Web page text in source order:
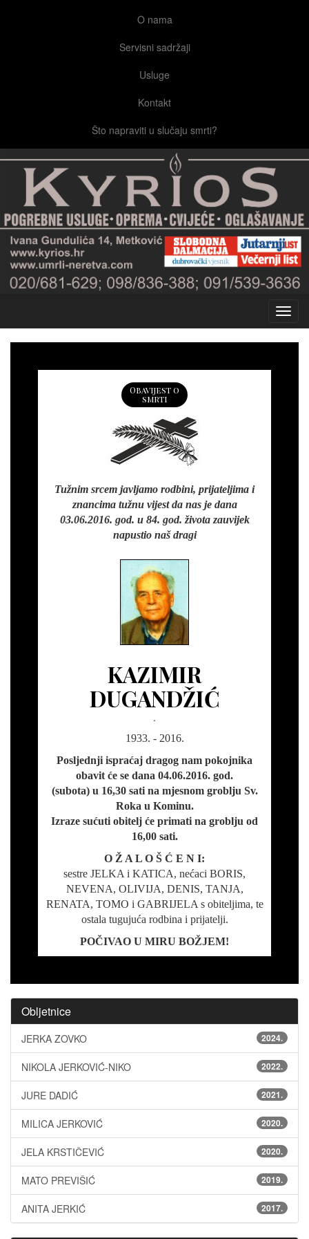
O nama
Servisni sadržaji
Usluge
Kontakt
Što napraviti u slučaju smrti?
Obavijest o
smrti
Tužnim srcem javljamo rodbini, prijateljima i
znancima tužnu vijest da nas je dana
03.06.2016. god. u 84. god. života zauvijek
napustio naš dragi
KAZIMIR
DUGANDŽIĆ
.
1933. - 2016.
Posljednji ispraćaj dragog nam pokojnika
obavit će se dana 04.06.2016. god.
(subota) u 16,30 sati na mjesnom groblju Sv.
Roka u Kominu.
Izraze sućuti obitelj će primati na groblju od
16,00 sati.
O Ž A L O Š Ć E N I:
sestre JELKA i KATICA, nećaci BORIS,
NEVENA, OLIVIJA, DENIS, TANJA,
RENATA, TOMO i GABRIJELA s obiteljima, te
ostala tugujuća rodbina i prijatelji.
POČIVAO U MIRU BOŽJEM!
Obljetnice
JERKA ZOVKO 2024.
NIKOLA JERKOVIĆ-NIKO 2022.
JURE DADIĆ 2021.
MILICA JERKOVIĆ 2020.
JELA KRSTIČEVIĆ 2020.
MATO PREVIŠIĆ 2019.
ANITA JERKIĆ 2017.